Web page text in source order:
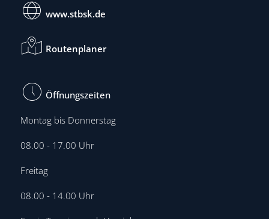
www.stbsk.de
Routenplaner
Öffnungszeiten
Montag bis Donnerstag
08.00 - 17.00 Uhr
Freitag
08.00 - 14.00 Uhr